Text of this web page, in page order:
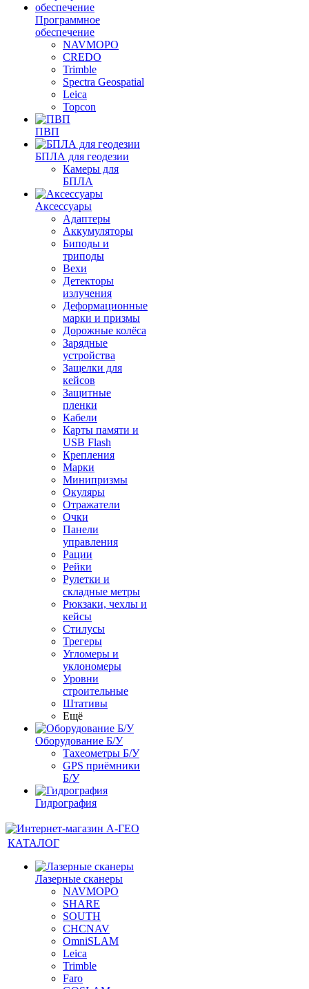
Программное
обеспечение
NAVMOPO
CREDO
Trimble
Spectra Geospatial
Leica
Topcon
ПВП
БПЛА для геодезии
Камеры для
БПЛА
Аксессуары
Адаптеры
Аккумуляторы
Биподы и
триподы
Вехи
Детекторы
излучения
Деформационные
марки и призмы
Дорожные колёса
Зарядные
устройства
Защелки для
кейсов
Защитные
пленки
Кабели
Карты памяти и
USB Flash
Крепления
Марки
Минипризмы
Окуляры
Отражатели
Очки
Панели
управления
Рации
Рейки
Рулетки и
складные метры
Рюкзаки, чехлы и
кейсы
Стилусы
Трегеры
Угломеры и
уклономеры
Уровни
строительные
Штативы
Ещё
Оборудование Б/У
Тахеометры Б/У
GPS приёмники
Б/У
Гидрография
КАТАЛОГ
Лазерные сканеры
NAVMOPO
SHARE
SOUTH
CHCNAV
OmniSLAM
Leica
Trimble
Faro